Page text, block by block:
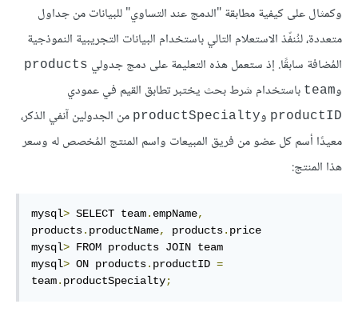
وكمثال على كيفية مطابقة "الدمج عند التساوي" للبيانات من جداول
متعددة، لنُنفّذ الاستعلام التالي باستخدام البيانات التجريبية النموذجية
المُضافة سابقًا. إذ ستعمل هذه التعليمة على دمج جدولي products
وteam باستخدام شرط بحث يختبر تطابق القيم في عمودي
productID وproductSpecialty من الجدولين آنفي الذكر،
معيدًا أسم كل عضو من فريق المبيعات واسم المنتج المُخصص له وسعر
هذا المنتج:
mysql> SELECT team. empName,
products. productName, products. price
mysql> FROM products JOIN team
mysql> ON products. productID =
team. productSpecialty;